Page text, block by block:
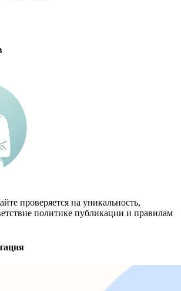
проверяется на уникальность,
политике публикации и правилам